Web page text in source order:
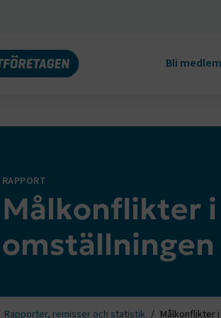
Bli medlem
RAPPORT
Målkonflikter i
omställningen
Rapporter, remisser och statistik Målkonflikter